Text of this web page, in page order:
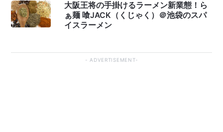
大阪王将の手掛けるラーメン新業態！ら
ぁ麺 喰JACK（くじゃく）＠池袋のスパ
イスラーメン
ADVERTISEMENT